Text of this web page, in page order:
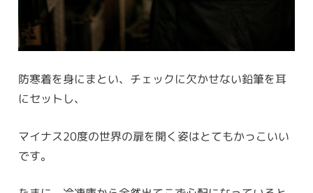
防寒着を身にまとい、チェックに欠かせない鉛筆を耳
にセットし、
マイナス20度の世界の扉を開く姿はとてもかっこいい
です。